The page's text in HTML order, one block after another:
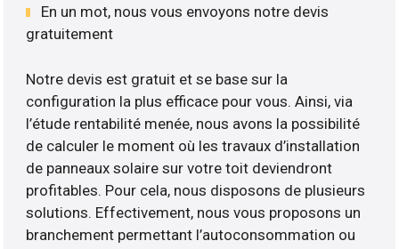
En un mot, nous vous envoyons notre devis
gratuitement
Notre devis est gratuit et se base sur la
configuration la plus efficace pour vous. Ainsi, via
l’étude rentabilité menée, nous avons la possibilité
de calculer le moment où les travaux d’installation
de panneaux solaire sur votre toit deviendront
profitables. Pour cela, nous disposons de plusieurs
solutions. Effectivement, nous vous proposons un
branchement permettant l’autoconsommation ou